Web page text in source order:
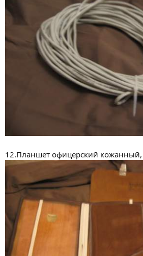
12.Планшет офицерский